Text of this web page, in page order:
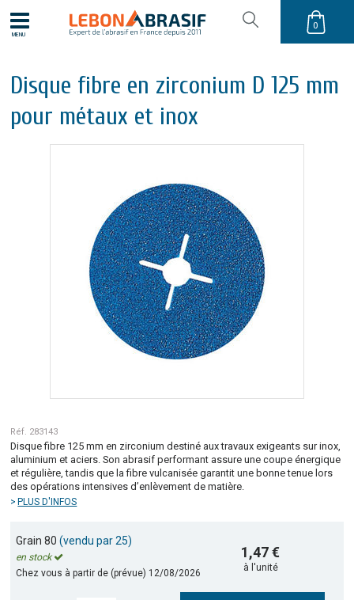
MENU
0
Disque fibre en zirconium D 125 mm
pour métaux et inox
Réf. 283143
Disque fibre 125 mm en zirconium destiné aux travaux exigeants sur inox,
aluminium et aciers. Son abrasif performant assure une coupe énergique
et régulière, tandis que la fibre vulcanisée garantit une bonne tenue lors
des opérations intensives d’enlèvement de matière.
PLUS D'INFOS
Grain 80(vendu par 25)
en stock
Chez vous à partir de (prévue) 12/08/2026
1,47 €
à l'unité